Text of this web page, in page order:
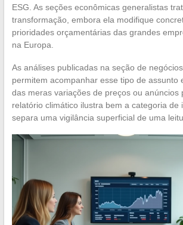
ESG. As seções econômicas generalistas
transformação, embora ela modifique
prioridades orçamentárias das grandes
na Europa.
As análises publicadas na seção de
permitem acompanhar esse tipo de assunto
das meras variações de preços ou anúncios
relatório climático ilustra bem a categoria de
separa uma vigilância superficial de uma